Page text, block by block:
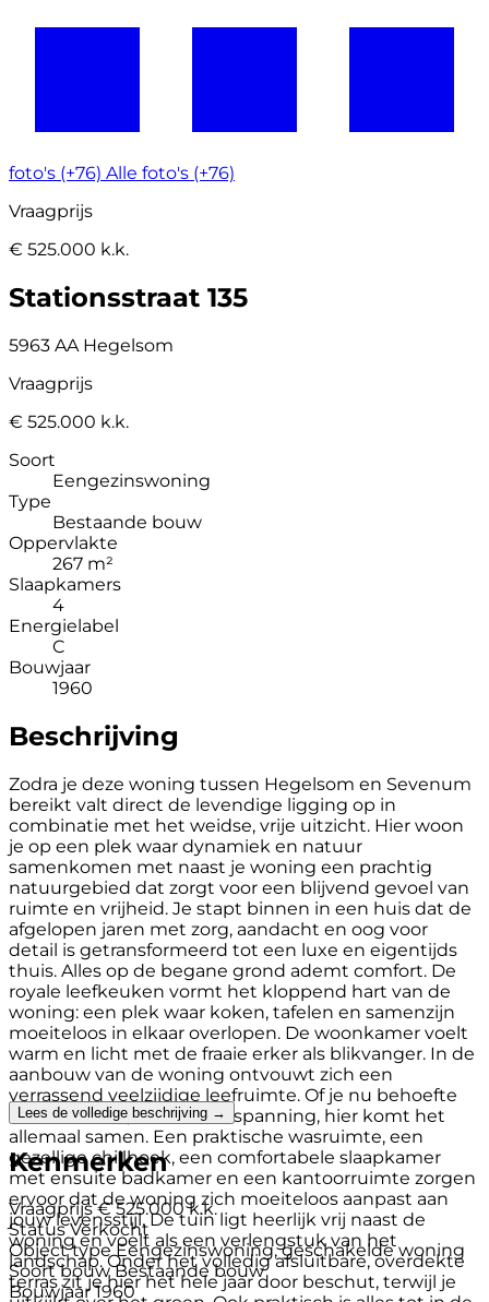
foto's (+76) Alle foto's (+76)
Vraagprijs
€ 525.000 k.k.
Stationsstraat 135
5963 AA Hegelsom
Vraagprijs
€ 525.000 k.k.
Soort
Eengezinswoning
Type
Bestaande bouw
Oppervlakte
267 m²
Slaapkamers
4
Energielabel
C
Bouwjaar
1960
Beschrijving
Zodra je deze woning tussen Hegelsom en Sevenum
bereikt valt direct de levendige ligging op in
combinatie met het weidse, vrije uitzicht. Hier woon
je op een plek waar dynamiek en natuur
samenkomen met naast je woning een prachtig
natuurgebied dat zorgt voor een blijvend gevoel van
ruimte en vrijheid. Je stapt binnen in een huis dat de
afgelopen jaren met zorg, aandacht en oog voor
detail is getransformeerd tot een luxe en eigentijds
thuis. Alles op de begane grond ademt comfort. De
royale leefkeuken vormt het kloppend hart van de
woning: een plek waar koken, tafelen en samenzijn
moeiteloos in elkaar overlopen. De woonkamer voelt
warm en licht met de fraaie erker als blikvanger. In de
aanbouw van de woning ontvouwt zich een
verrassend veelzijdige leefruimte. Of je nu behoefte
hebt aan rust, werk of ontspanning, hier komt het
allemaal samen. Een praktische wasruimte, een
gezellige chillhoek, een comfortabele slaapkamer
met ensuite badkamer en een kantoorruimte zorgen
ervoor dat de woning zich moeiteloos aanpast aan
jouw levensstijl. De tuin ligt heerlijk vrij naast de
woning en voelt als een verlengstuk van het
landschap. Onder het volledig afsluitbare, overdekte
terras zit je hier het hele jaar door beschut, terwijl je
Lees de volledige beschrijving →
Kenmerken
Vraagprijs € 525.000 k.k.
Status Verkocht
Object type Eengezinswoning, geschakelde woning
Soort bouw Bestaande bouw
Bouwjaar 1960